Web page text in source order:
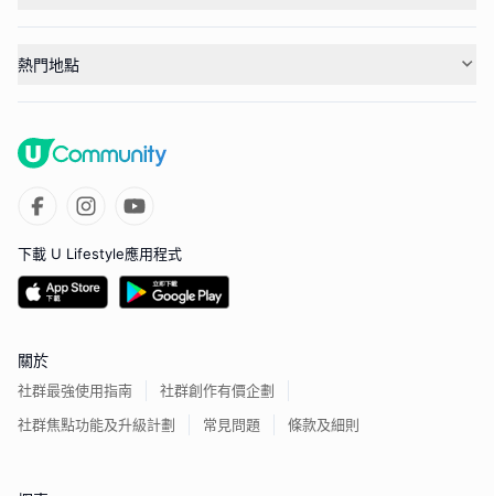
熱門地點
下載 U Lifestyle應用程式
關於
社群最強使用指南
社群創作有價企劃
社群焦點功能及升級計劃
常見問題 條款及細則